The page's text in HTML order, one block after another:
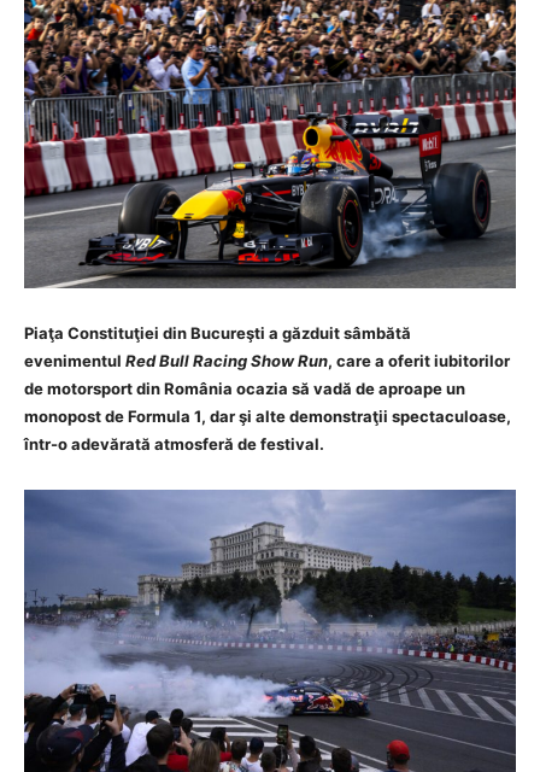
Piaţa Constituţiei din Bucureşti a găzduit sâmbătă
evenimentul Red Bull Racing Show Run, care a oferit iubitorilor
de motorsport din România ocazia să vadă de aproape un
monopost de Formula 1, dar şi alte demonstraţii spectaculoase,
într-o adevărată atmosferă de festival.